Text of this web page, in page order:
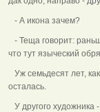
- А икона зачем?
- Теща говорит:
что тут языческий
Уж семьдесят лет,
осталась.
У другого художника